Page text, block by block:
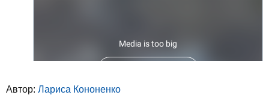
Автор: Лариса Кононенко